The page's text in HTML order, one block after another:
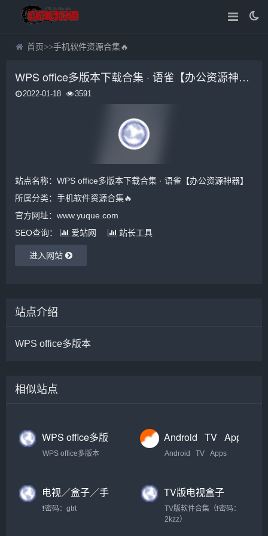
首页>>手机软件资源合集🔥
WPS office多版本下载合集 · 语雀【办公资源神器】
2022-01-18 3591
站点名称：WPS office多版本下载合集 · 语雀【办公资源神器】
所属分类： 手机软件资源合集🔥
官方网址：www.yuque.com
SEO查询：
爱站网 站长工具
进入网站
站点介绍
WPS office多版本
相似站点
WPS office多版
本下载合集 · 语雀
WPS office多版本
Android⠀TV⠀Apps【盒
子TV大全】
Android⠀TV⠀Apps
电视／盒子／手
机直播应用TV版
❗密码：gtrt
TV版电视盒子
APP合集
TV版软件合集（❗密码：
2kzz）